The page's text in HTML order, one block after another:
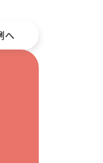
へ